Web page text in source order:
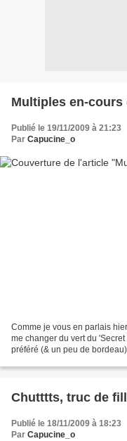
Multiples en-cours
Publié le 19/11/2009 à 21:23
Par Capucine_o
Comme je vous en parlais
me changer du vert du
préféré (& un peu de
Chutttts, truc de
Publié le 18/11/2009 à 18:23
Par Capucine_o